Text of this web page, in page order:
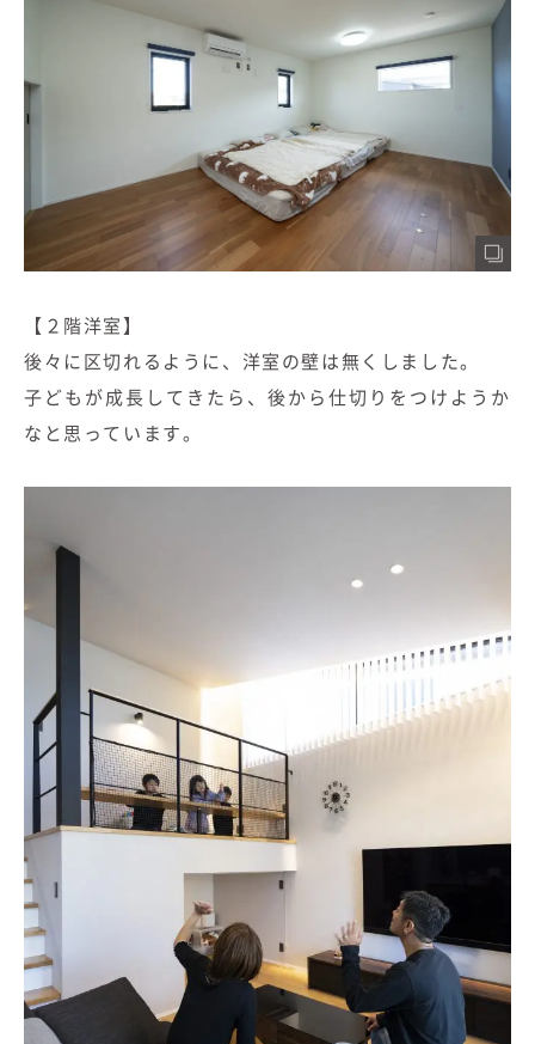
【２階洋室】
後々に区切れるように、洋室の壁は無くしました。
子どもが成長してきたら、後から仕切りをつけようか
なと思っています。